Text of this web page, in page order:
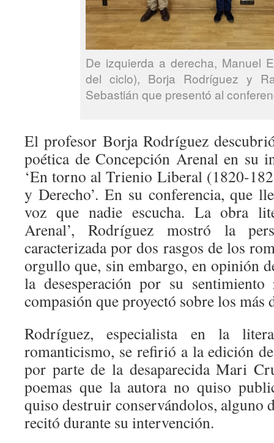
De izquierda a derecha, Manuel
del ciclo), Borja Rodríguez y
Sebastián que presentó al
El profesor Borja Rodríguez
poética de Concepción Arenal en su
‘En torno al Trienio Liberal (1820-
y Derecho’. En su conferencia, que
voz que nadie escucha. La obra
Arenal’, Rodríguez mostró la
caracterizada por dos rasgos de los
orgullo que, sin embargo, en opinión
la desesperación por su
compasión que proyectó sobre los más
Rodríguez, especialista en la
romanticismo, se refirió a la edición
por parte de la desaparecida Mari
poemas que la autora no quiso
quiso destruir conservándolos, alguno
recitó durante su intervención.